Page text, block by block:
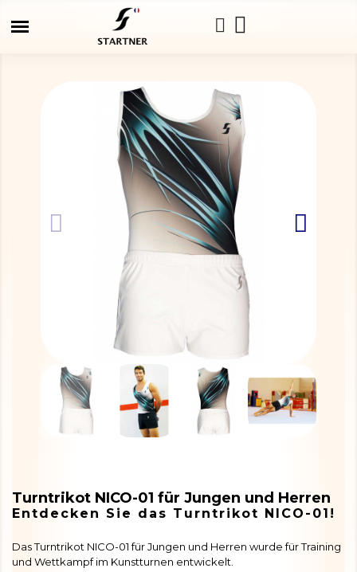
Turntrikot NICO-01 für Jungen und Herren
Entdecken Sie das Turntrikot NICO-01!
Das Turntrikot NICO-01 für Jungen und Herren wurde für Training
und Wettkampf im Kunstturnen entwickelt.